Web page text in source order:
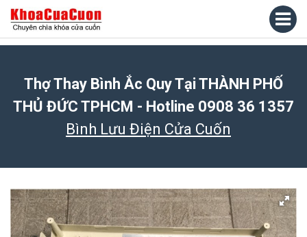
Thợ Thay Bình Ắc Quy Tại THÀNH PHỐ
THỦ ĐỨC TPHCM - Hotline 0908 36 1357
Bình Lưu Điện Cửa Cuốn